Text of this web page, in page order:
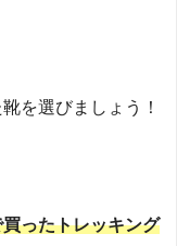
を選びましょう！
ったトレッキング